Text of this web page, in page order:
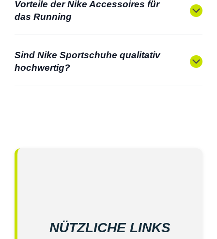
Vorteile der Nike Accessoires für
das Running
Sind Nike Sportschuhe qualitativ
hochwertig?
NÜTZLICHE LINKS